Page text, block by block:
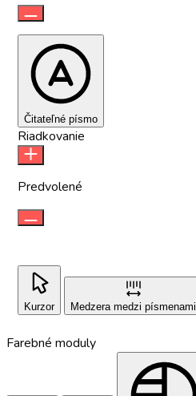
Čitateľné písmo
Riadkovanie
Predvolené
Kurzor Medzera medzi písmenami
Farebné moduly